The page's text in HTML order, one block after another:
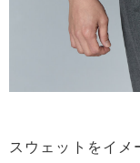
スウェットをイメ